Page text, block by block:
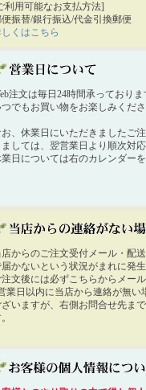
利用可能なお支払方法]
振替/銀行振込/代金引換郵便
くはこちら
注文は毎日24時間承っておりま
つでもお買い物をお楽しみくださ
お、休業日にいただきましたご
ましては、翌営業日より順次対
日については右のカレンダーを
店からのご注文受付メール・配
かないという状況がまれに発生
注文後には必ずこちらからメー
業日以内に当店から連絡が無い
ざいますが、右側お問合せ先ま